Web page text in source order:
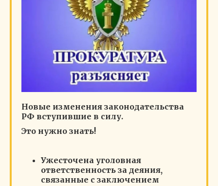
Новые изменения законодательства
РФ вступившие в силу.
Это нужно знать!
Ужесточена уголовная
ответственность за деяния,
связанные с заключением